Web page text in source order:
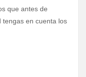
que antes de
en cuenta los